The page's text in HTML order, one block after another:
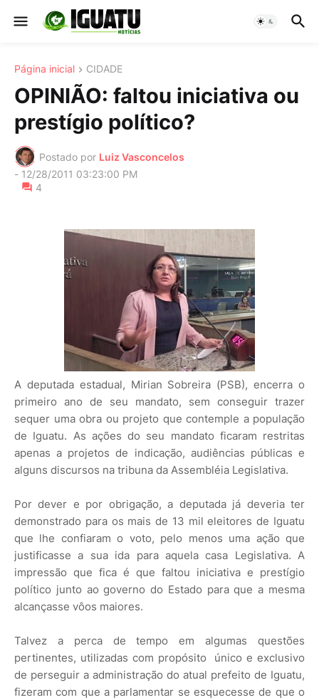
Página inicial CIDADE
OPINIÃO: faltou iniciativa ou
prestígio político?
Postado por Luiz Vasconcelos
- 12/28/2011 03:23:00 PM
4
A deputada estadual, Mirian Sobreira (PSB), encerra o
primeiro ano de seu mandato, sem conseguir trazer
sequer uma obra ou projeto que contemple a população
de Iguatu. As ações do seu mandato ficaram restritas
apenas a projetos de indicação, audiências públicas e
alguns discursos na tribuna da Assembléia Legislativa.
Por dever e por obrigação, a deputada já deveria ter
demonstrado para os mais de 13 mil eleitores de Iguatu
que lhe confiaram o voto, pelo menos uma ação que
justificasse a sua ida para aquela casa Legislativa. A
impressão que fica é que faltou iniciativa e prestígio
político junto ao governo do Estado para que a mesma
alcançasse vôos maiores.
Talvez a perca de tempo em algumas questões
pertinentes, utilizadas com propósito único e exclusivo
de perseguir a administração do atual prefeito de Iguatu,
fizeram com que a parlamentar se esquecesse de que o